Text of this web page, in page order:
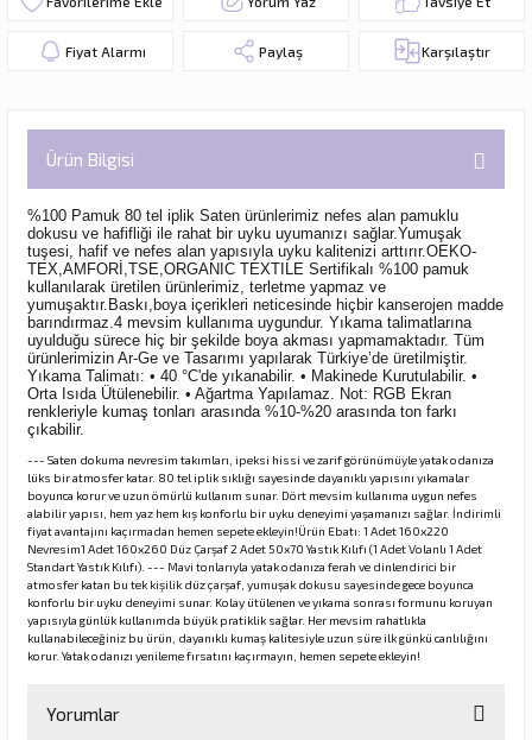
Fiyat Alarmı Paylaş Karşılaştır
Ürün Bilgisi
%100 Pamuk 80 tel iplik Saten ürünlerimiz nefes alan pamuklu
dokusu ve hafifliği ile rahat bir uyku uyumanızı sağlar.Yumuşak
tuşesi, hafif ve nefes alan yapısıyla uyku kalitenizi arttırır.OEKO-
TEX,AMFORİ,TSE,ORGANIC TEXTILE Sertifikalı %100 pamuk
kullanılarak üretilen ürünlerimiz, terletme yapmaz ve
yumuşaktır.Baskı,boya içerikleri neticesinde hiçbir kanserojen madde
barındırmaz.4 mevsim kullanıma uygundur. Yıkama talimatlarına
uyulduğu sürece hiç bir şekilde boya akması yapmamaktadır. Tüm
ürünlerimizin Ar-Ge ve Tasarımı yapılarak Türkiye’de üretilmiştir.
Yıkama Talimatı: • 40 °C'de yıkanabilir. • Makinede Kurutulabilir. •
Orta Isıda Ütülenebilir. • Ağartma Yapılamaz. Not: RGB Ekran
renkleriyle kumaş tonları arasında %10-%20 arasında ton farkı
çıkabilir.
--- Saten dokuma nevresim takımları, ipeksi hissi ve zarif görünümüyle yatak odanıza
lüks bir atmosfer katar. 80 tel iplik sıklığı sayesinde dayanıklı yapısını yıkamalar
boyunca korur ve uzun ömürlü kullanım sunar. Dört mevsim kullanıma uygun nefes
alabilir yapısı, hem yaz hem kış konforlu bir uyku deneyimi yaşamanızı sağlar. İndirimli
fiyat avantajını kaçırmadan hemen sepete ekleyin!Ürün Ebatı: 1 Adet 160x220
Nevresim1 Adet 160x260 Düz Çarşaf 2 Adet 50x70 Yastık Kılıfı (1 Adet Volanlı 1 Adet
Standart Yastık Kılıfı). --- Mavi tonlarıyla yatak odanıza ferah ve dinlendirici bir
atmosfer katan bu tek kişilik düz çarşaf, yumuşak dokusu sayesinde gece boyunca
konforlu bir uyku deneyimi sunar. Kolay ütülenen ve yıkama sonrası formunu koruyan
yapısıyla günlük kullanımda büyük pratiklik sağlar. Her mevsim rahatlıkla
kullanabileceğiniz bu ürün, dayanıklı kumaş kalitesiyle uzun süre ilk günkü canlılığını
korur. Yatak odanızı yenileme fırsatını kaçırmayın, hemen sepete ekleyin!
Yorumlar